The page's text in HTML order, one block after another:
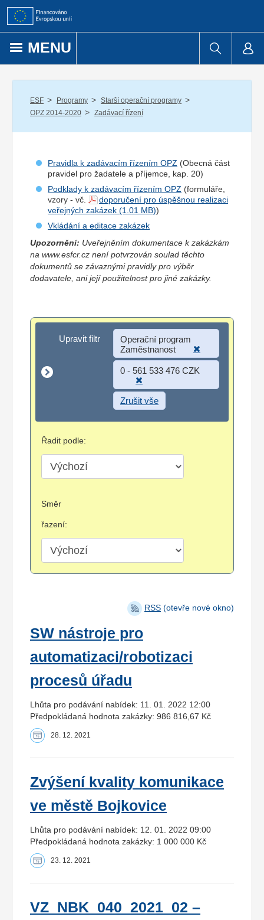
Přejít k obsahu
MENU
ESF / Programy / Starší operační programy /
OPZ 2014-2020 / Zadávací řízení
Pravidla k zadávacím řízením OPZ (Obecná část
pravidel pro žadatele a příjemce , kap. 20)
Podklady k zadávacím řízením OPZ (formuláře,
vzory - vč.
doporučení pro úspěšnou realizaci
veřejných zakázek
)
Vkládání a editace zakázek
Upozornění: Uveřejněním dokumentace k zakázkám
na www.esfcr.cz není potvrzován soulad těchto
dokumentů se závaznými pravidly pro výběr
dodavatele, ani její použitelnost pro jiné zakázky.
Upravit filtr
Upravit filtr
Operační program
Zaměstnanost
0 - 561 533 476 CZK
Zrušit vše
Řadit podle:
Směr
řazení:
RSS (otevře nové okno)
SW nástroje pro
automatizaci/robotizaci
procesů úřadu
Lhůta pro podávání nabídek: 11. 01. 2022 12:00
Předpokládaná hodnota zakázky: 986 816,67 Kč
28. 12. 2021
Zvýšení kvality komunikace
ve městě Bojkovice
Lhůta pro podávání nabídek: 12. 01. 2022 09:00
Předpokládaná hodnota zakázky: 1 000 000 Kč
23. 12. 2021
VZ_NBK_040_2021_02 –